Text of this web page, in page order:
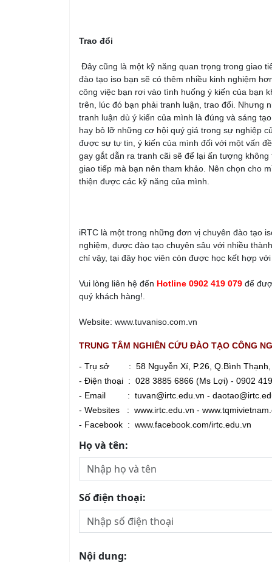
Trao đổi
Đây cũng là một kỹ năng quan trọng trong giao
đào tạo iso bạn sẽ có thêm nhiều kinh nghiệm
công việc bạn rơi vào tình huống ý kiến của bạn
trên, lúc đó bạn phải tranh luận, trao đổi. Nhưng
tranh luận dù ý kiến của mình là đúng và sáng
hay bỏ lỡ những cơ hội quý giá trong sự nghiệp
được sự tự tin, ý kiến của mình đối với một vấn
gay gắt dẫn ra tranh cãi sẽ để lại ấn tượng
giao tiếp mà bạn nên tham khảo. Nên chọn cho
thiện được các kỹ năng của mình.
iRTC là một trong những đơn vị chuyên đào tạo
nghiệm, được đào tạo chuyên sâu với nhiều
chỉ vậy, tại đây học viên còn được học kết hợp
Vui lòng liên hệ đến Hotline 0902 419 079 để
quý khách hàng!.
Website: www.tuvaniso.com.vn
TRUNG TÂM NGHIÊN CỨU ĐÀO TẠO CÔNG
- Trụ sở : 58 Nguyễn Xí, P.26, Q.Bình Thạnh,
- Điện thoại : 028 3885 6866 (Ms Lợi) - 0902
- Email : tuvan@irtc.edu.vn -
- Websites : www.irtc.edu.vn -
- Facebook : www.facebook.com/irtc.edu.vn
Họ và tên:
Số điện thoại:
Nội dung: